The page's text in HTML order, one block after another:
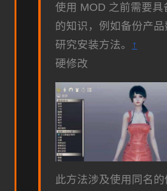
使用 MOD 之前需要具
的知识，例如备份产
研究安装方法。 ↑
硬修改
此方法涉及使用同名